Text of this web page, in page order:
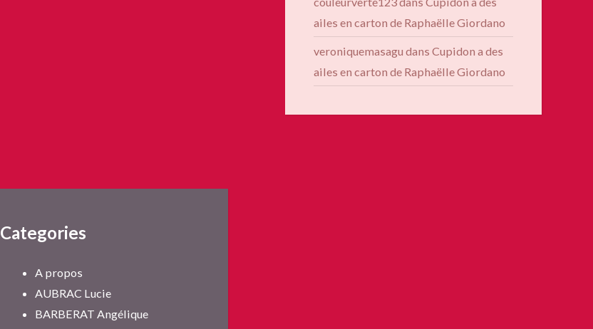
ailes en carton de Raphaëlle Giordano
veroniquemasagu dans Cupidon a des
ailes en carton de Raphaëlle Giordano
Categories
A propos
AUBRAC Lucie
BARBERAT Angélique